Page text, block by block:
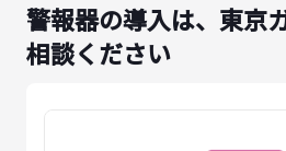
警報器の導入は、東京
相談ください